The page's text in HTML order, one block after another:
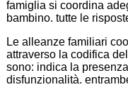
famiglia si coordina
bambino. tutte le
Le alleanze familiari
attraverso la codifica
sono: indica la
disfunzionalità.